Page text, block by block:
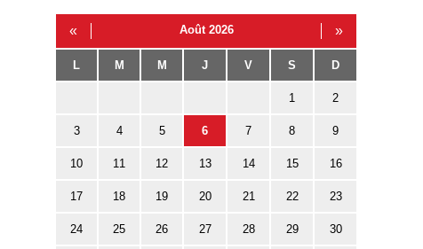
« Août 2026 »
L M M J V S D
1 2
3 4 5 6 7 8 9
10 11 12 13 14 15 16
17 18 19 20 21 22 23
24 25 26 27 28 29 30